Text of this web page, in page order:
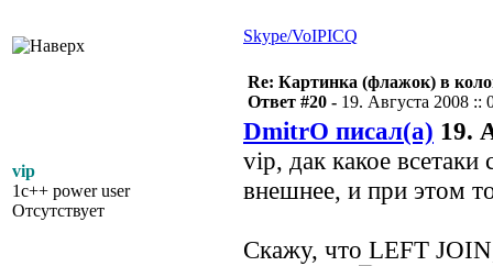
Skype/VoIPICQ
vip
1c++ power user
Отсутствует
Re: Картинка (флажок) в
Ответ #20 - 19. Августа 2008 ::
DmitrO писал(а) 19.
vip, дак какое
внешнее, и при этом
Скажу, что LEFT